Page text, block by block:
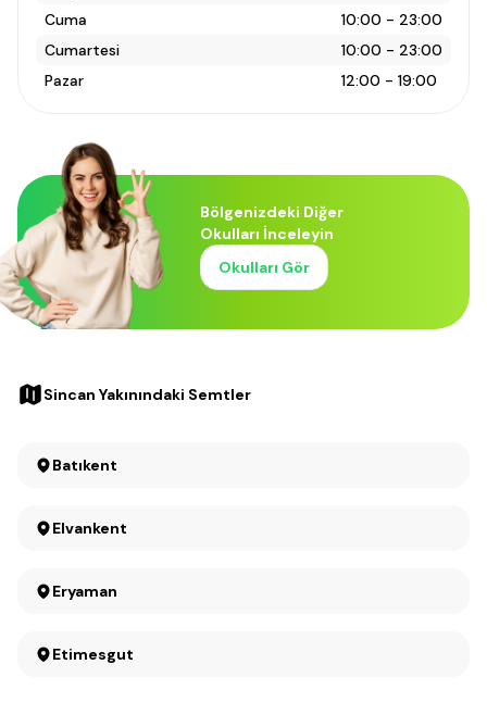
Cuma
10:00 - 23:00
Cumartesi
10:00 - 23:00
Pazar
12:00 - 19:00
Bölgenizdeki Diğer
Okulları İnceleyin
Okulları Gör
Sincan Yakınındaki Semtler
Batıkent
Elvankent
Eryaman
Etimesgut